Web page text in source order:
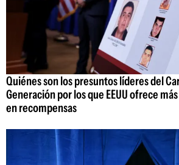
Quiénes son los presuntos líderes del
Generación por los que EEUU ofrece
en recompensas